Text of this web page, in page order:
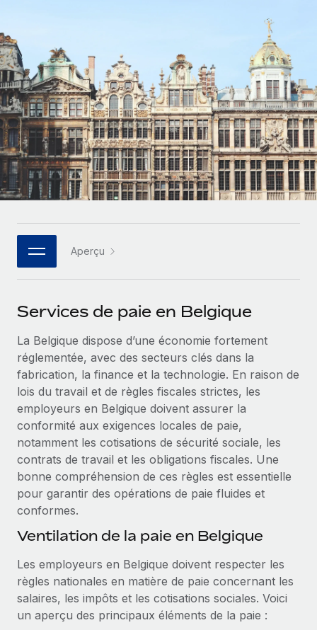
Intégrez et gérez vos freelances partout dans le monde
PEO
Sous-traitez les opérations complexes liées à l’emploi
INFRASTRUCTURE
Intégration Remote
Intégrez vos RH aux flux de travail en toute simplicité
Plateforme
Des fonctions RH clés intégrées pour votre équipe
Connectez n'importe quel outil d’IA à Remote grâce à
notre MCP
Rationalisez vos processus avec des outils essentiels
SERVICES
Demandez aux experts
Recevez des conseils d’experts sur les RH à
l’international et la conformité
Contrôles d’antécédents
Simplifiez vos processus de présélection des
candidats
Remote Watchtower
Gardez un temps d’avance sur les risques en
Gestion des appareils
Achetez et suivez vos équipements informatiques
dans le monde entier
CROISSANCE
Start-ups
Des solutions agiles et internationales pour les RH et la
paie des entreprises en pleine croissance
Entreprises intermédiaires
Développez vos équipes avec des solutions RH sur
mesure
Entreprise
Les RH à l’international pour les grandes entreprises
Partenaires stratégiques de la tech
Devenir partenaire
Explorez avec nous vos opportunités de partenariat
Bientôt disponible
Conseil en intégrations et automatisations assistées par
ÉTUDES DE CAS
Découvrez les devises disponibles et les vitesses de
paiement pour vos freelances internationaux
APPRENDRE AVEC REMOTE
Recherche et guides
Études de cas
Checklists et modèles
Descriptions de postes
Salle de presse
Données sur les salaires et les talents
Centre de ressources
Obtenir de l’aide
Voir toutes les ressources
BLOG
Paie multipays
EOR et PEO
Gestion des freelances
Taxes
Français
Deutsch
Español
Italiano
Português (Portugal)
日本語
한국어
Aperçu
Services de paie en Belgique
La Belgique dispose d’une économie fortement
réglementée, avec des secteurs clés dans la
fabrication, la finance et la technologie. En raison de
lois du travail et de règles fiscales strictes, les
employeurs en Belgique doivent assurer la
conformité aux exigences locales de paie,
notamment les cotisations de sécurité sociale, les
contrats de travail et les obligations fiscales. Une
bonne compréhension de ces règles est essentielle
pour garantir des opérations de paie fluides et
conformes.
Ventilation de la paie en Belgique
Les employeurs en Belgique doivent respecter les
règles nationales en matière de paie concernant les
salaires, les impôts et les cotisations sociales. Voici
un aperçu des principaux éléments de la paie :